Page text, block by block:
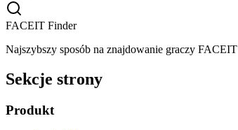
FACEIT Finder
Najszybszy sposób na znajdowanie graczy FACEIT
Sekcje strony
Produkt